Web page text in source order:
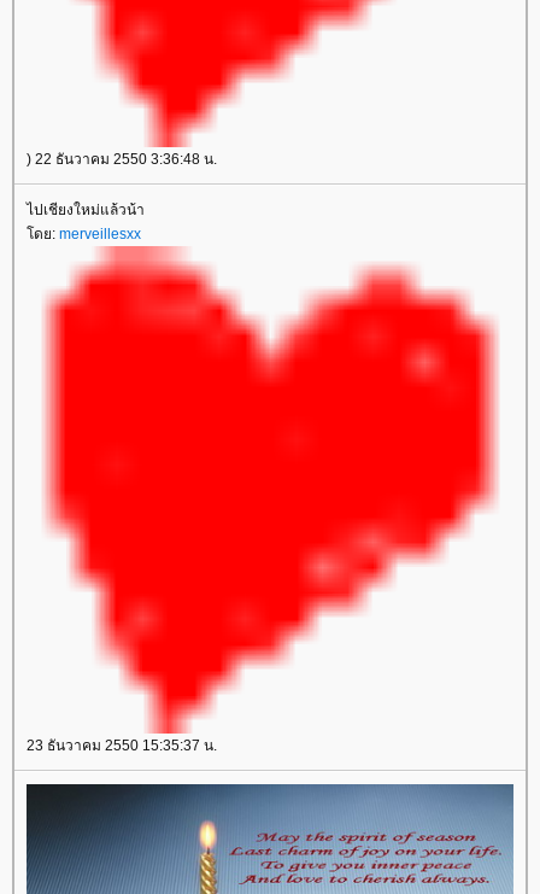
) 22 ธันวาคม 2550 3:36:48 น.
ไปเชียงใหม่แล้วน้า
ดย: merveillesxx
23 ธันวาคม 2550 15:35:37 น.